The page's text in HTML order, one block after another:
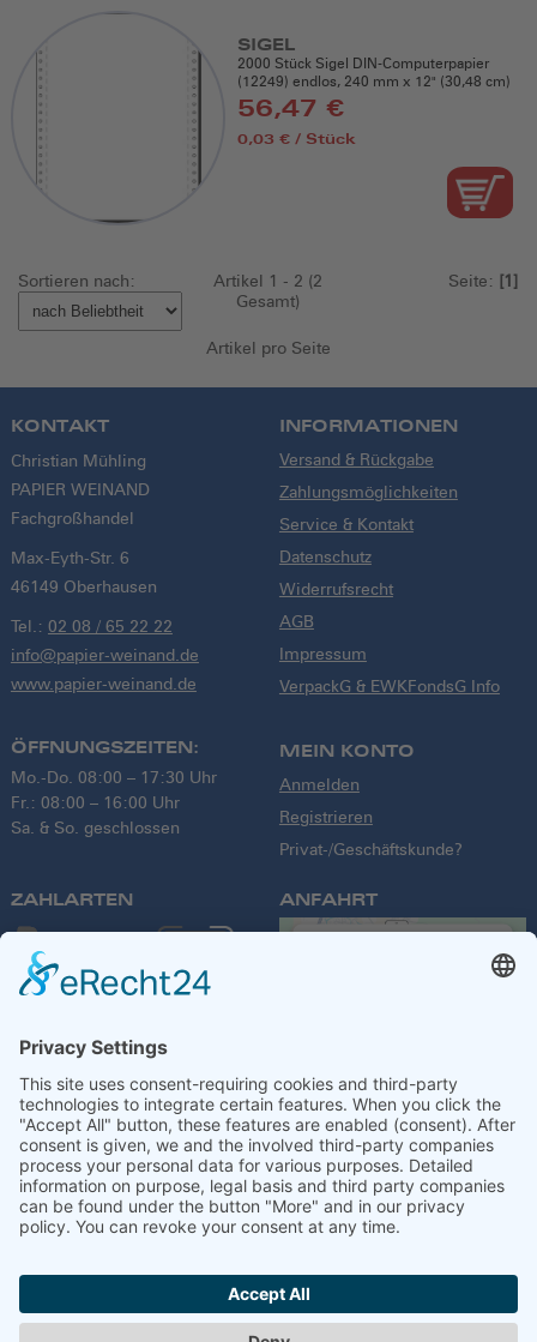
SIGEL
2000 Stück Sigel DIN-Computerpapier
(12249) endlos, 240 mm x 12" (30,48 cm)
56,47 €
0,03 € / Stück
Sortieren nach:
Artikel 1 - 2 (2
Gesamt)
Artikel pro Seite
Seite: [1]
KONTAKT
Christian Mühling
PAPIER WEINAND
Fachgroßhandel
Max-Eyth-Str. 6
46149 Oberhausen
Tel.: 02 08 / 65 22 22
info@papier-weinand.de
www.papier-weinand.de
ÖFFNUNGSZEITEN:
Mo.-Do. 08:00 – 17:30 Uhr
Fr.: 08:00 – 16:00 Uhr
Sa. & So. geschlossen
INFORMATIONEN
Versand & Rückgabe
Zahlungsmöglichkeiten
Service & Kontakt
Datenschutz
Widerrufsrecht
AGB
Impressum
VerpackG & EWKFondsG Info
MEIN KONTO
Anmelden
Registrieren
Privat-/Geschäftskunde?
ZAHLARTEN
VERSANDPARTNER
ANFAHRT
We use a third party
service to embed
map content that
may collect data
about your activity.
Please review the
this map.